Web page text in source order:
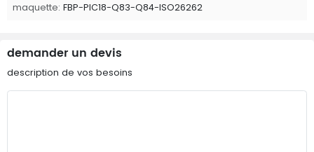
maquette: FBP-PIC18-Q83-Q84-ISO26262
demander un devis
description de vos besoins